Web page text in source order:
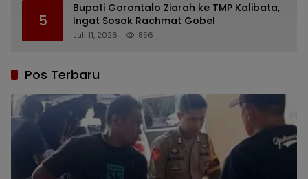
5
Bupati Gorontalo Ziarah ke TMP Kalibata,
Ingat Sosok Rachmat Gobel
Juli 11, 2026 856
Pos Terbaru